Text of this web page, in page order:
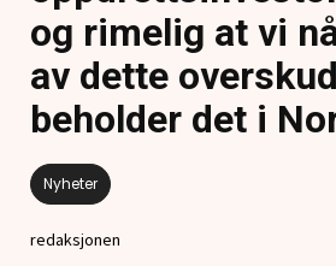
og rimelig at vi
av dette
beholder det i
Nyheter
redaksjonen